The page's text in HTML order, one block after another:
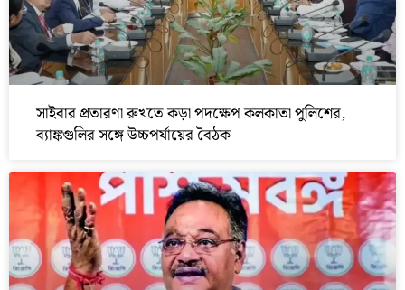
সাইবার প্রতারণা রুখতে কড়া পদক্ষেপ কলকাতা পুলিশের,
ব্যাঙ্কগুলির সঙ্গে উচ্চপর্যায়ের বৈঠক